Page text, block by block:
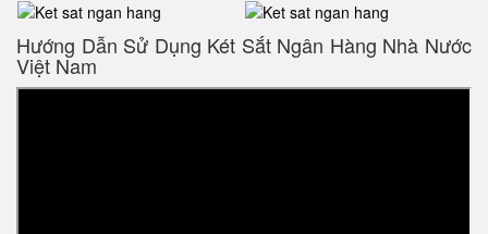
Hướng Dẫn Sử Dụng Két Sắt Ngân Hàng Nhà Nước
Việt Nam